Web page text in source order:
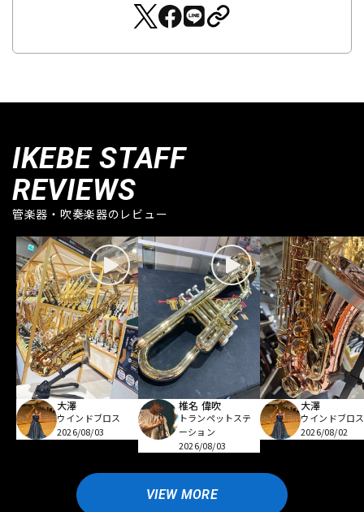
IKEBE STAFF
REVIEWS
管楽器・吹奏楽器のレビュー
大澤
ウインドブロス
2026/08/03
椎名 偉吹
トランペットステ
ーション
2026/08/03
大澤
ウインドブロス
2026/08/02
VIEW MORE